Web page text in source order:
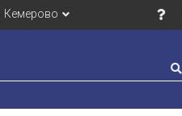
Кемерово